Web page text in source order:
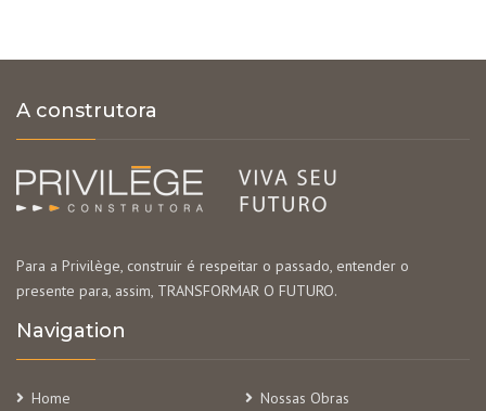
A construtora
Para a Privilège, construir é respeitar o passado, entender o
presente para, assim, TRANSFORMAR O FUTURO.
Navigation
Home Nossas Obras